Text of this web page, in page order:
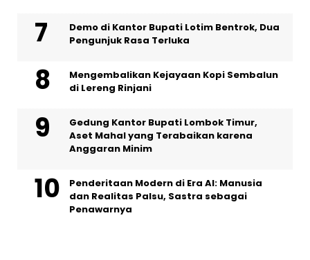
Demo di Kantor Bupati Lotim Bentrok, Dua
Pengunjuk Rasa Terluka
Mengembalikan Kejayaan Kopi Sembalun
di Lereng Rinjani
Gedung Kantor Bupati Lombok Timur,
Aset Mahal yang Terabaikan karena
Anggaran Minim
Penderitaan Modern di Era AI: Manusia
dan Realitas Palsu, Sastra sebagai
Penawarnya